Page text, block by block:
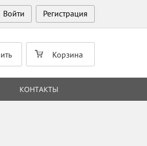
Войти Регистрация
Корзина
КОНТАКТЫ